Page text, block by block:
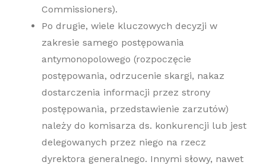
Commissioners).
Po drugie, wiele kluczowych decyzji w
zakresie samego postępowania
antymonopolowego (rozpoczęcie
postępowania, odrzucenie skargi, nakaz
dostarczenia informacji przez strony
postępowania, przedstawienie zarzutów)
należy do komisarza ds. konkurencji lub jest
delegowanych przez niego na rzecz
dyrektora generalnego. Innymi słowy, nawet